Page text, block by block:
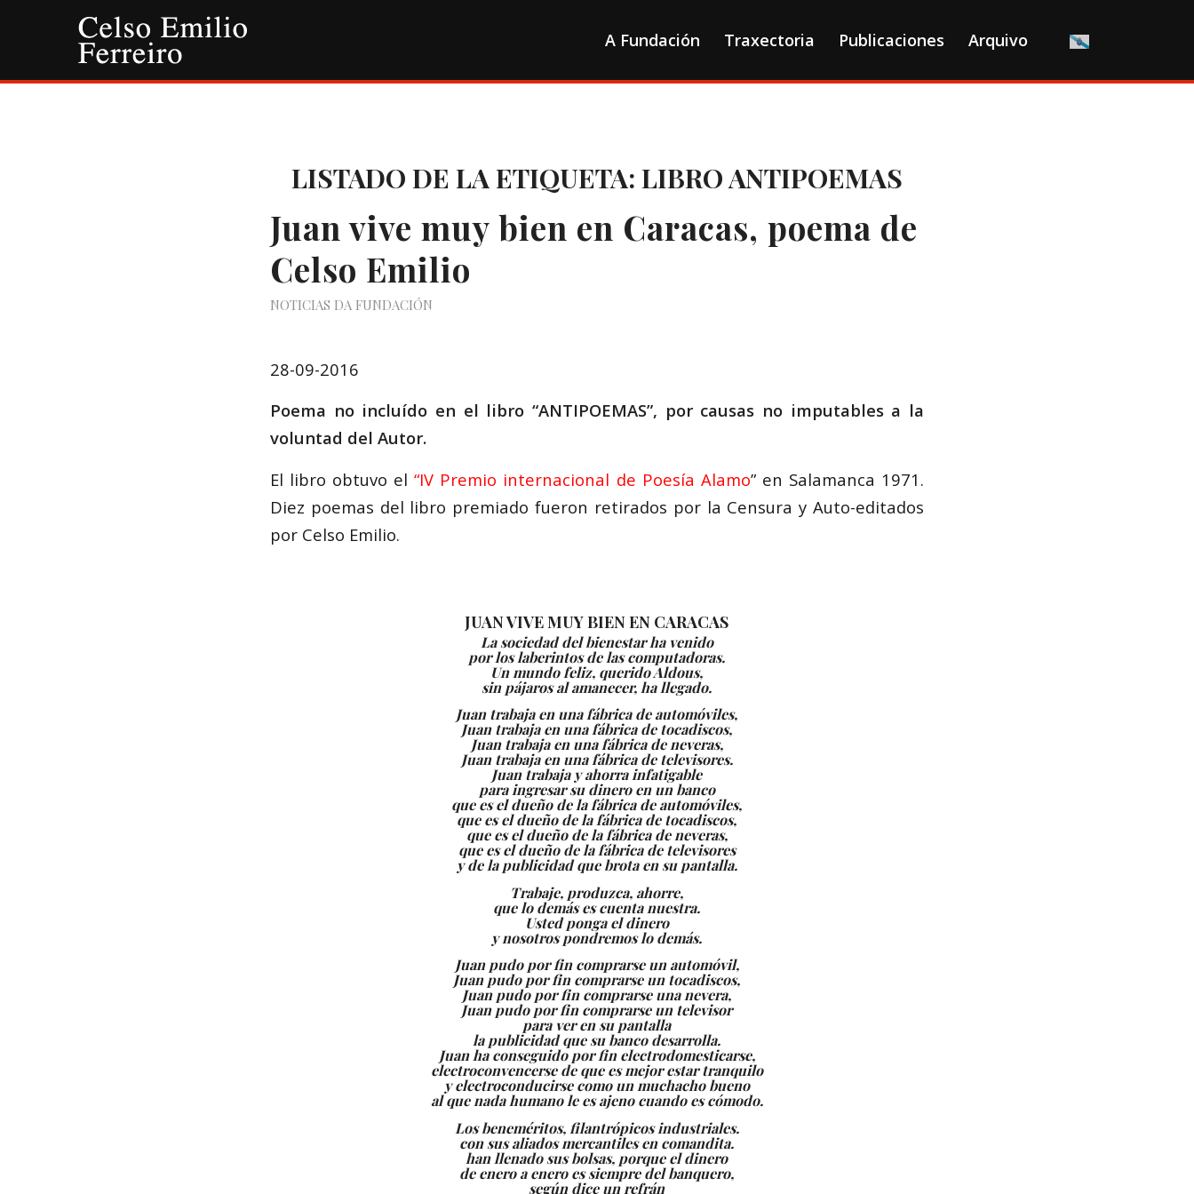
A Fundación Traxectoria Publicaciones Arquivo
LISTADO DE LA ETIQUETA: LIBRO ANTIPOEMAS
Juan vive muy bien en Caracas, poema de
Celso Emilio
NOTICIAS DA FUNDACIÓN
28-09-2016
Poema no incluído en el libro “ANTIPOEMAS”, por causas no imputables a la
voluntad del Autor.
El libro obtuvo el“IV Premio internacional de Poesía Alamo” en Salamanca 1971.
Diez poemas del libro premiado fueron retirados por la Censura y Auto-editados
por Celso Emilio.
JUAN VIVE MUY BIEN EN CARACAS
La sociedad del bienestar ha venido
por los laberintos de las computadoras.
Un mundo feliz, querido Aldous,
sin pájaros al amanecer, ha llegado.
Juan trabaja en una fábrica de automóviles,
Juan trabaja en una fábrica de tocadiscos,
Juan trabaja en una fábrica de neveras,
Juan trabaja en una fábrica de televisores.
Juan trabaja y ahorra infatigable
para ingresar su dinero en un banco
que es el dueño de la fábrica de automóviles,
que es el dueño de la fábrica de tocadiscos,
que es el dueño de la fábrica de neveras,
que es el dueño de la fábrica de televisores
y de la publicidad que brota en su pantalla.
Trabaje, produzca, ahorre,
que lo demás es cuenta nuestra.
Usted ponga el dinero
y nosotros pondremos lo demás.
Juan pudo por fin comprarse un automóvil,
Juan pudo por fin comprarse un tocadiscos,
Juan pudo por fin comprarse una nevera,
Juan pudo por fin comprarse un televisor
para ver en su pantalla
la publicidad que su banco desarrolla.
Juan ha conseguido por fin electrodomesticarse,
electroconvencerse de que es mejor estar tranquilo
y electroconducirse como un muchacho bueno
al que nada humano le es ajeno cuando es cómodo.
Los beneméritos, filantrópicos industriales.
con sus aliados mercantiles en comandita.
han llenado sus bolsas, porque el dinero
de enero a enero es siempre del banquero,
según dice un refrán